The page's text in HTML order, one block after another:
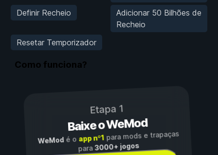
Definir Recheio
Adicionar 50 Bilhões de
Recheio
Resetar Temporizador
Como funciona?
Etapa 1
Baixe o WeMod
WeModé o app nº1para mods e trapaças
para3000+ jogos